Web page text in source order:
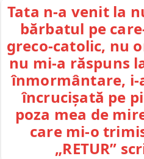
Tata n-a venit la
bărbatul pe
greco-catolic, nu
nu mi-a răspuns
înmormântare, i-
încrucișată pe
poza mea de
care mi-o
„RETUR”